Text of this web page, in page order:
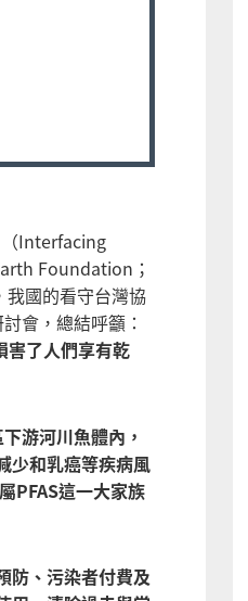
Interfacing
Foundation；
國的看守台灣協
會，總結呼籲：
害了人們享有乾
游河川魚體內，
少和乳癌等疾病風
PFAS這一大家族
防、污染者付費及